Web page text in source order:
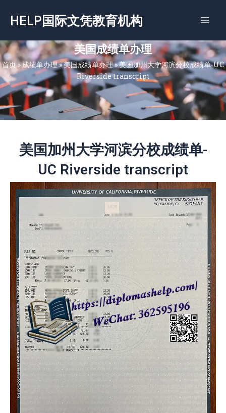
容
HELP国际文凭教育机构
美国成绩单办理
首页»成绩单办理»美国成绩单办理»美国加州大学河滨分校成绩单-UC
Riverside transcript
美国加州大学河滨分校成绩单-
UC Riverside transcript